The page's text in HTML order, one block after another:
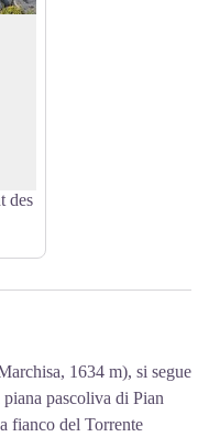
des
1634 m), si segue
piana pascoliva di Pian
fianco del Torrente